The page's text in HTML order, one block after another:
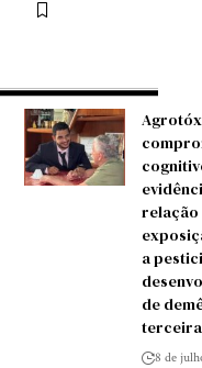
a
de
8 de